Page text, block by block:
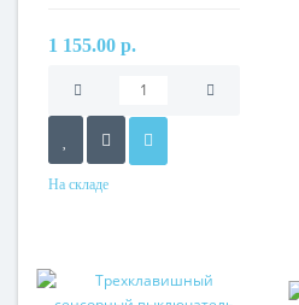
1 155.00 р.
На складе